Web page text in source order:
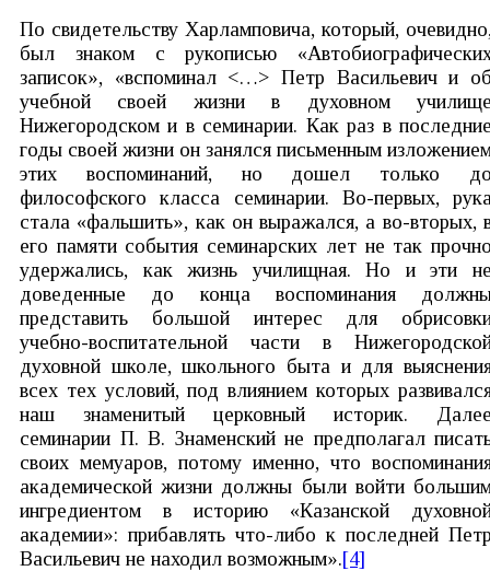
По свидетельству Харламповича, который,
был знаком с рукописью
записок», «вспоминал <…> Петр Васильевич и
учебной своей жизни в духовном
Нижегородском и в семинарии. Как раз в
годы своей жизни он занялся письменным
этих воспоминаний, но дошел только
философского класса семинарии. Во-первых,
стала «фальшить», как он выражался, а во-вторых,
его памяти события семинарских лет не так
удержались, как жизнь училищная. Но и эти
доведенные до конца воспоминания
представить большой интерес для
учебно-воспитательной части в
духовной школе, школьного быта и для
всех тех условий, под влиянием которых
наш знаменитый церковный историк.
семинарии П. В. Знаменский не предполагал
своих мемуаров, потому именно, что
академической жизни должны были войти
ингредиентом в историю «Казанской
академии»: прибавлять что-либо к последней
Васильевич не находил возможным».[4]